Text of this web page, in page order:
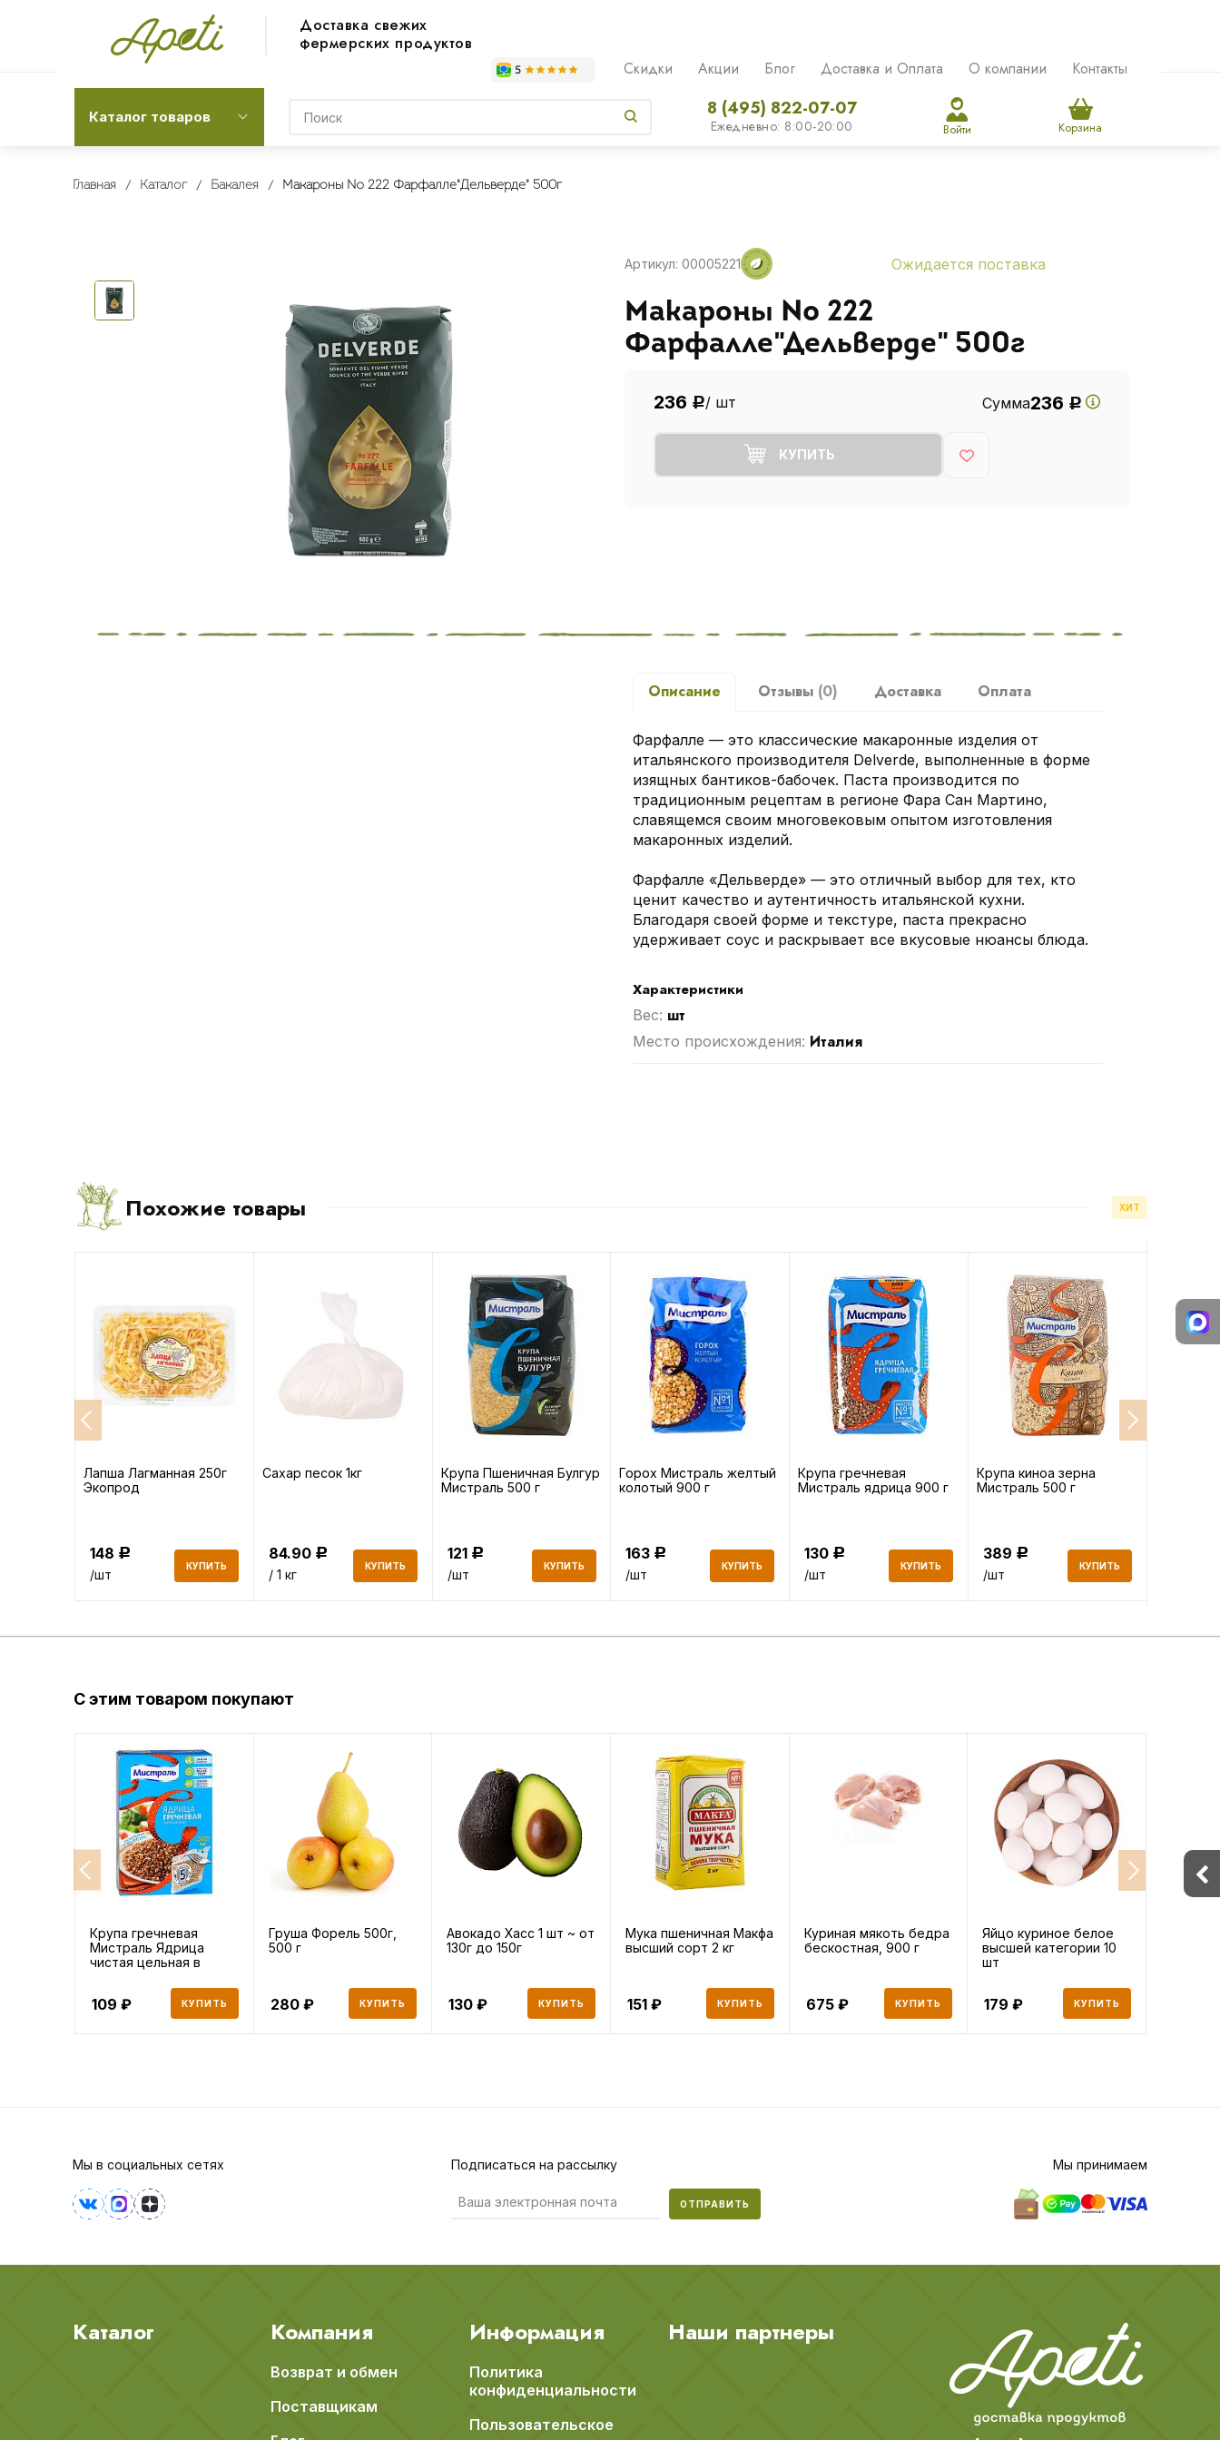
Доставка свежих
фермерских продуктов
Скидки Акции Блог Доставка и Оплата О компании Контакты
Каталог товаров 8 (495) 822-07-07
Ежедневно: 8:00-20:00 Войти Корзина
Главная Каталог Бакалея Макароны № 222 Фарфалле"Дельверде" 500г
Артикул: 00005221 Ожидается поставка
Макароны № 222
Фарфалле"Дельверде" 500г
236 Р/ шт Сумма236 Р
КУПИТЬ
Описание Отзывы (0) Доставка Оплата
Фарфалле — это классические макаронные изделия от
итальянского производителя Delverde, выполненные в форме
изящных бантиков-бабочек. Паста производится по
традиционным рецептам в регионе Фара Сан Мартино,
славящемся своим многовековым опытом изготовления
макаронных изделий.
Фарфалле «Дельверде» — это отличный выбор для тех, кто
ценит качество и аутентичность итальянской кухни.
Благодаря своей форме и текстуре, паста прекрасно
удерживает соус и раскрывает все вкусовые нюансы блюда.
Характеристики
Вес: шт
Место происхождения: Италия
Похожие товары ХИТ
Лапша Лагманная 250г
Экопрод
148 Р
/шт
КУПИТЬ
Сахар песок 1кг
84.90 Р
/ 1 кг
КУПИТЬ
Крупа Пшеничная Булгур
Мистраль 500 г
121 Р
/шт
КУПИТЬ
Горох Мистраль желтый
колотый 900 г
163 Р
/шт
КУПИТЬ
Крупа гречневая
Мистраль ядрица 900 г
130 Р
/шт
КУПИТЬ
Крупа киноа зерна
Мистраль 500 г
389 Р
/шт
КУПИТЬ
С этим товаром покупают
Крупа гречневая
Мистраль Ядрица
чистая цельная в
109 КУПИТЬ
Груша Форель 500г,
500 г
280 КУПИТЬ
Авокадо Хасс 1 шт ~ от
130г до 150г
130 КУПИТЬ
Мука пшеничная Макфа
высший сорт 2 кг
151 КУПИТЬ
Куриная мякоть бедра
бескостная, 900 г
675 КУПИТЬ
Яйцо куриное белое
высшей категории 10
шт
179 КУПИТЬ
Мы в социальных сетях Подписаться на рассылку
ОТПРАВИТЬ
Мы принимаем
Каталог Компания
Возврат и обмен
Поставщикам
Информация
Политика
конфиденциальности
Пользовательское
Наши партнеры